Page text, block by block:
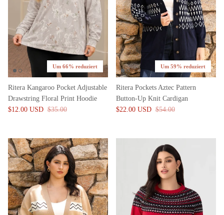
Um 66% reduziert
Ritera Kangaroo Pocket Adjustable
Drawstring Floral Print Hoodie
$12.00 USD $35.00
Um 59% reduziert
Ritera Pockets Aztec Pattern
Button-Up Knit Cardigan
$22.00 USD $54.00